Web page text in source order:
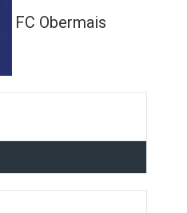
FC Obermais